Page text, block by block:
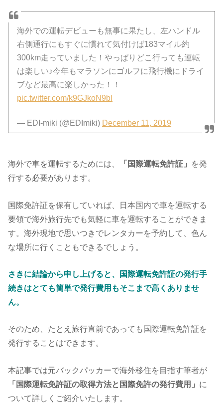
海外での運転デビューも無事に果たし、左ハンドル
右側通行にもすぐに慣れて気付けば183マイル約
300km走っていました！やっぱりどこ行っても運転
は楽しい♪今年もマラソンにゴルフに飛行機にドライ
ブなど最高に楽しかった！！
pic.twitter.com/k9GJkoN9bl
— EDI-miki (@EDImiki) December 11, 2019
海外で車を運転するためには、 「国際運転免許証」 を発
行する必要があります。
国際免許証を保有していれば、日本国内で車を運転する
要領で海外旅行先でも気軽に車を運転することができま
す。海外現地で思いつきでレンタカーを予約して、色ん
な場所に行くこともできるでしょう。
さきに結論から申し上げると、国際運転免許証の発行手
続きはとても簡単で発行費用もそこまで高くありませ
ん。
そのため、たとえ旅行直前であっても国際運転免許証を
発行することはできます。
本記事では元バックパッカーで海外移住を目指す筆者が
「国際運転免許証の取得方法と国際免許の発行費用 」 に
ついて詳しくご紹介いたします。